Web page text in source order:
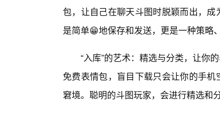
包，让自己在聊天斗图时脱颖而出，
是简单😁地保存和发送，更是一种策略
“入库”的艺术：精选与分类，让你
免费表情包，盲目下载只会让你的手
窘境。聪明的斗图玩家，会进行精选和